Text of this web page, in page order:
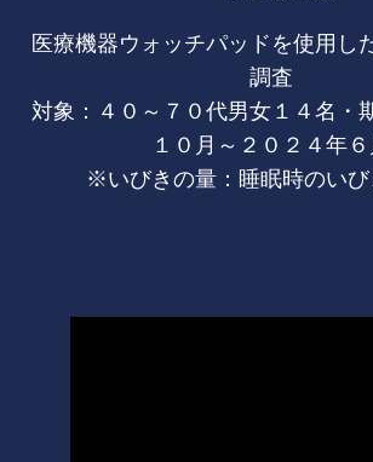
医療機器ウォッチパッドを使用し
調査
対象：４０～７０代男女１４名・
１０月～２０２４年６
※いびきの量：睡眠時のいび